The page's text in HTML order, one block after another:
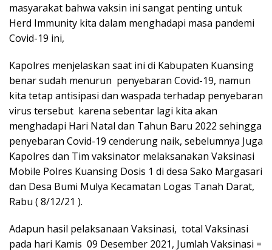
masyarakat bahwa vaksin ini sangat penting untuk
Herd Immunity kita dalam menghadapi masa pandemi
Covid-19 ini,
Kapolres menjelaskan saat ini di Kabupaten Kuansing
benar sudah menurun penyebaran Covid-19, namun
kita tetap antisipasi dan waspada terhadap penyebaran
virus tersebut karena sebentar lagi kita akan
menghadapi Hari Natal dan Tahun Baru 2022 sehingga
penyebaran Covid-19 cenderung naik, sebelumnya Juga
Kapolres dan Tim vaksinator melaksanakan Vaksinasi
Mobile Polres Kuansing Dosis 1 di desa Sako Margasari
dan Desa Bumi Mulya Kecamatan Logas Tanah Darat,
Rabu ( 8/12/21 ).
Adapun hasil pelaksanaan Vaksinasi, total Vaksinasi
pada hari Kamis 09 Desember 2021, Jumlah Vaksinasi =